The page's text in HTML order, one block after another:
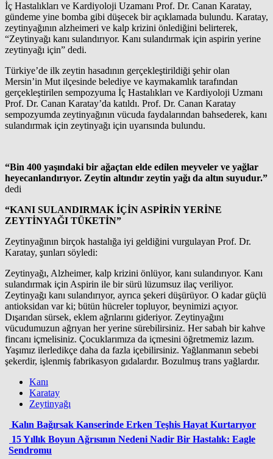
İç Hastalıkları ve Kardiyoloji Uzamanı Prof. Dr. Canan Karatay,
gündeme yine bomba gibi düşecek bir açıklamada bulundu. Karatay,
zeytinyağının alzheimeri ve kalp krizini önlediğini belirterek,
“Zeytinyağı kanı sulandırıyor. Kanı sulandırmak için aspirin yerine
zeytinyağı için” dedi.
Türkiye’de ilk zeytin hasadının gerçekleştirildiği şehir olan
Mersin’in Mut ilçesinde belediye ve kaymakamlık tarafından
gerçekleştirilen sempozyuma İç Hastalıkları ve Kardiyoloji Uzmanı
Prof. Dr. Canan Karatay’da katıldı. Prof. Dr. Canan Karatay
sempozyumda zeytinyağının vücuda faydalarından bahsederek, kanı
sulandırmak için zeytinyağı için uyarısında bulundu.
“Bin 400 yaşındaki bir ağaçtan elde edilen meyveler ve yağlar
heyecanlandırıyor. Zeytin altındır zeytin yağı da altın suyudur.”
dedi
“KANI SULANDIRMAK İÇİN ASPİRİN YERİNE
ZEYTİNYAĞI TÜKETİN”
Zeytinyağının birçok hastalığa iyi geldiğini vurgulayan Prof. Dr.
Karatay, şunları söyledi:
Zeytinyağı, Alzheimer, kalp krizini önlüyor, kanı sulandırıyor. Kanı
sulandırmak için Aspirin ile bir sürü lüzumsuz ilaç veriliyor.
Zeytinyağı kanı sulandırıyor, ayrıca şekeri düşürüyor. O kadar güçlü
antioksidan var ki; bütün hücreler topluyor, beynimizi açıyor.
Dışarıdan sürsek, eklem ağrılarını gideriyor. Zeytinyağını
vücudumuzun ağrıyan her yerine sürebilirsiniz. Her sabah bir kahve
fincanı içmelisiniz. Çocuklarımıza da içmesini öğretmemiz lazım.
Yaşımız ilerledikçe daha da fazla içebilirsiniz. Yağlanmanın sebebi
şekerdir, işlenmiş fabrikasyon gıdalardır. Bozulmuş trans yağlardır.
Kanı
Karatay
Zeytinyağı
Kalın Bağırsak Kanserinde Erken Teşhis Hayat Kurtarıyor
15 Yıllık Boyun Ağrısının Nedeni Nadir Bir Hastalık: Eagle
Sendromu